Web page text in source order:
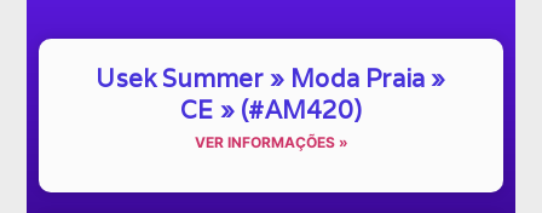
Usek Summer » Moda Praia »
CE » (#AM420)
VER INFORMAÇÕES »